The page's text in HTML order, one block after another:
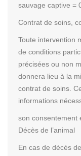
sauvage captive =
Contrat de soins,
Toute intervention
de conditions
précisées ou non
donnera lieu à la
contrat de soins.
informations
son consentement
Décès de l’animal
En cas de décès